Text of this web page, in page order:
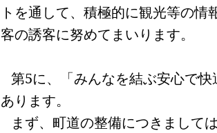
トを通して、積極的に観光等の
客の誘客に努めてまいります。
第5に、「みんなを結ぶ安心で
あります。
まず、町道の整備につきまして